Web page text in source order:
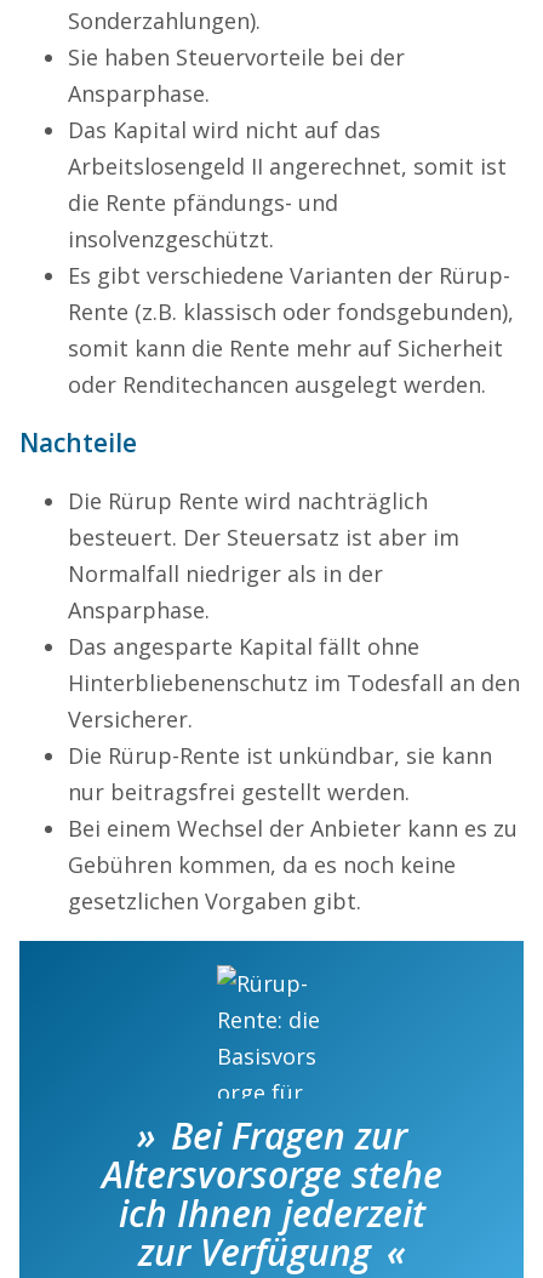
Sonderzahlungen).
Sie haben Steuervorteile bei der
Ansparphase.
Das Kapital wird nicht auf das
Arbeitslosengeld II angerechnet, somit ist
die Rente pfändungs- und
insolvenzgeschützt.
Es gibt verschiedene Varianten der Rürup-
Rente (z.B. klassisch oder fondsgebunden),
somit kann die Rente mehr auf Sicherheit
oder Renditechancen ausgelegt werden.
Nachteile
Die Rürup Rente wird nachträglich
besteuert. Der Steuersatz ist aber im
Normalfall niedriger als in der
Ansparphase.
Das angesparte Kapital fällt ohne
Hinterbliebenenschutz im Todesfall an den
Versicherer.
Die Rürup-Rente ist unkündbar, sie kann
nur beitragsfrei gestellt werden.
Bei einem Wechsel der Anbieter kann es zu
Gebühren kommen, da es noch keine
gesetzlichen Vorgaben gibt.
Bei Fragen zur
Altersvorsorge stehe
ich Ihnen jederzeit
zur Verfügung